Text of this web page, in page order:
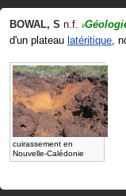
BOWAL, S n.f. #
d'un plateau latéritique,
cuirassement en
Nouvelle-Calédonie